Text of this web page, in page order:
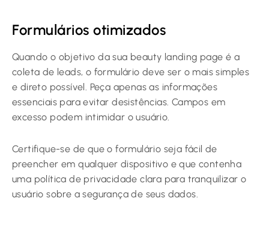
Formulários otimizados
Quando o objetivo da sua beauty landing page é a
coleta de leads, o formulário deve ser o mais simples
e direto possível. Peça apenas as informações
essenciais para evitar desistências. Campos em
excesso podem intimidar o usuário.
Certifique-se de que o formulário seja fácil de
preencher em qualquer dispositivo e que contenha
uma política de privacidade clara para tranquilizar o
usuário sobre a segurança de seus dados.